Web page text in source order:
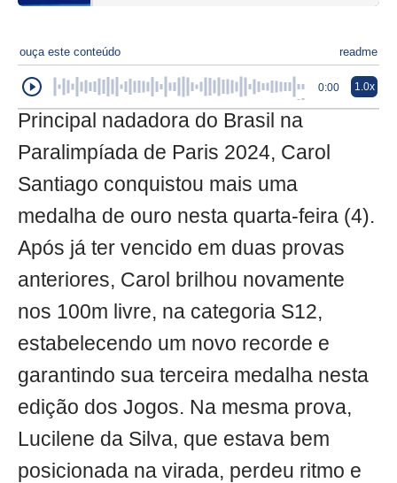
ouça este conteúdo readme
0:00 1.0x
Principal nadadora do Brasil na
Paralimpíada de Paris 2024, Carol
Santiago conquistou mais uma
medalha de ouro nesta quarta-feira (4).
Após já ter vencido em duas provas
anteriores, Carol brilhou novamente
nos 100m livre, na categoria S12,
estabelecendo um novo recorde e
garantindo sua terceira medalha nesta
edição dos Jogos. Na mesma prova,
Lucilene da Silva, que estava bem
posicionada na virada, perdeu ritmo e